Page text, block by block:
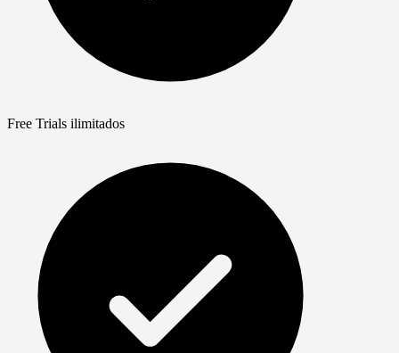
Free Trials ilimitados